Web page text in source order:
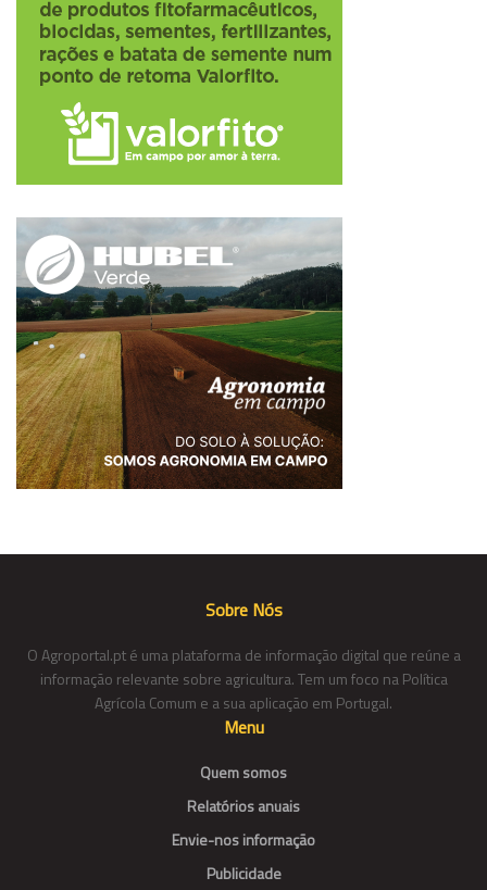
Sobre Nós
O Agroportal.pt é uma plataforma de informação digital que reúne a
informação relevante sobre agricultura. Tem um foco na Política
Agrícola Comum e a sua aplicação em Portugal.
Menu
Quem somos
Relatórios anuais
Envie-nos informação
Publicidade